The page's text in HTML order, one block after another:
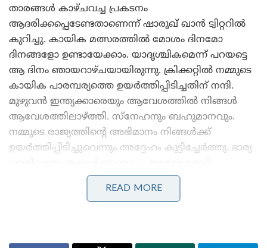
താരങ്ങൾ കാഴ്ചവച്ച പ്രകടനം
ആദരിക്കപ്പെടേണ്ടതാണെന്ന് ഷാരൂഖ് ഖാൻ ട്വിറ്ററിൽ
കുറിച്ചു. കായിക മത്സരത്തിൽ മോശം ദിനമോ
ദിനങ്ങളോ ഉണ്ടായേക്കാം. യാദൃശ്ചികമെന്ന് പറയട്ടെ
ആ ദിനം ഞായറാഴ്ചയായിരുന്നു. ക്രിക്കറ്റിൽ നമ്മുടെ
കായിക പാരമ്പര്യത്തെ ഉയർത്തിപ്പിടിച്ചതിന് നന്ദി.
മുഴുവൻ ഇന്ത്യക്കാരെയും ആവേശത്തിൽ നിങ്ങൾ
ആവേശത്തിലാഴ്ത്തി. സ്‌നേഹനും ബഹുമാനവും.
നമ്മുടെ രാജ്യത്തിന്റെ അഭിമാനം നിങ്ങൾക്ക്
ഉയർത്തിപ്പിടിച്ചുവെന്നും അദ്ദേഹം കൂട്ടിച്ചേർത്തു. ഭാര്യ
സ്‌റ്റേഡിയത്തിൽ എത്തിയായിരുന്നു ഷാരൂഖ് മത്സരം
READ MORE